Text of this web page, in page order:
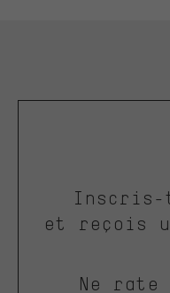
Inscris-
et reçois
Ne rate